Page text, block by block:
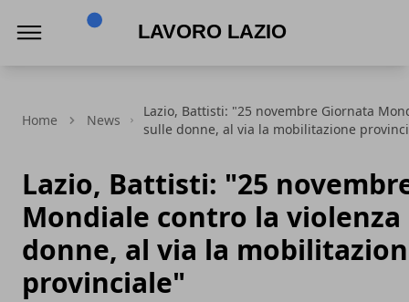
Home News
Lazio, Battisti: "25 novembre Giornata
sulle donne, al via la mobilitazione
Lazio, Battisti: "25
Mondiale contro la violenza
donne, al via la
provinciale"